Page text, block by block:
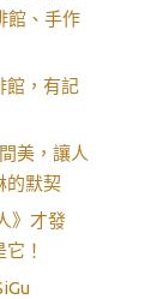
館、手作
館，有記
美，讓人
的默契
》才發
！